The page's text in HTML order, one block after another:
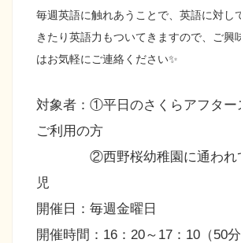
毎週英語に触れあうことで、英語に対し
きたり英語力もついてきますので、ご興
はお気軽にご連絡ください✨
対象者：①平日のさくらアフター
ご利用の方
②西野桜幼稚園に通われて
児
開催日：毎週金曜日
開催時間：16：20～17：10（50分